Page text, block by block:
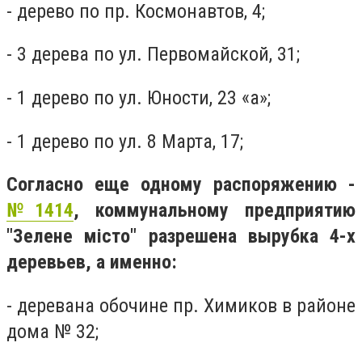
- дерево по пр. Космонавтов, 4;
- 3 дерева по ул. Первомайской, 31;
- 1 дерево по ул. Юности, 23 «а»;
- 1 дерево по ул. 8 Марта, 17;
Согласно еще одному распоряжению -
№1414, коммунальному предприятию
"Зелене місто" разрешена вырубка 4-х
деревьев, а именно:
- деревана обочине пр. Химиков в районе
дома № 32;